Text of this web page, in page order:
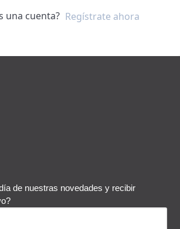
una cuenta? Regístrate ahora
de nuestras novedades y recibir